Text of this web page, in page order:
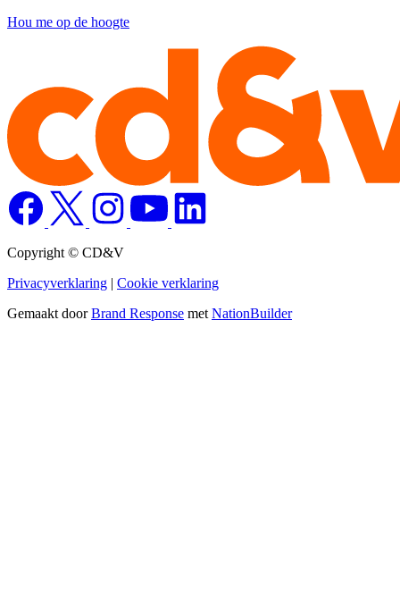
Hou me op de hoogte
Copyright © CD&V
Privacyverklaring | Cookie verklaring
Gemaakt doorBrand Response met NationBuilder